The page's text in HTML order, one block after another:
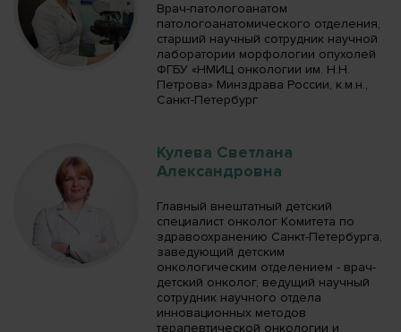
Врач-патологоанатом
патологоанатомического отделения,
старший научный сотрудник научной
лаборатории морфологии опухолей
ФГБУ «НМИЦ онкологии им. Н.Н.
Петрова» Минздрава России, к.м.н.,
Санкт-Петербург
Кулева Светлана
Александровна
Главный внештатный детский
специалист онколог Комитета по
здравоохранению Санкт-Петербурга,
заведующий детским
онкологическим отделением - врач-
детский онколог, ведущий научный
сотрудник научного отдела
инновационных методов
терапевтической онкологии и